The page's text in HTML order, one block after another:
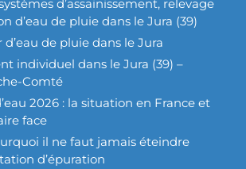
d’assainissement, relevage
d’eau de pluie dans le Jura (39)
de pluie dans le Jura
individuel dans le Jura (39) –
Comté
2026 : la situation en France et
face
il ne faut jamais éteindre
d’épuration